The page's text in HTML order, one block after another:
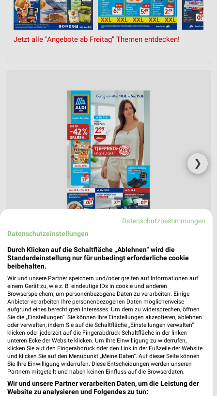
Jetzt alle "Angebote ab Freitag" Themen entdecken!
❯
ALDI SÜD Prospekt für Engelskirchen ab
Mo. den 10.08.
Gültig von 10. Aug. bis 15. Aug.
📅 Kalendereintrag erstellen
PROSPEKT BLÄTTERN
ANGEBOTE AB MONTAG FLEISCH & WURST AKTIONEN, RABATTE &
Datenschutzbestimmungen
Datenschutzeinstellungen
Durch Klicken auf die Schaltfläche „Ablehnen“ wird die
Standardeinstellung nur für unbedingt erforderliche cookie
beibehalten.
Wir und unsere Partner speichern und/oder greifen auf Informationen auf
einem Gerät zu, wie z. B. eindeutige IDs in cookie und anderen
Browserspeichern, um personenbezogene Daten zu verarbeiten. Einige
Anbieter verarbeiten Ihre personenbezogenen Daten möglicherweise
aufgrund eines berechtigten Interesses. Um dem zu widersprechen, öffnen
Sie die „Einstellungen“. Sie können Ihre Einstellungen akzeptieren, ablehnen
oder verwalten, indem Sie auf die Schaltfläche „Einstellungen verwalten“
klicken oder jederzeit auf die Fingerabdruck-Schaltfläche in der linken
unteren Ecke der Website klicken. Um Ihre Einwilligung zu widerrufen,
klicken Sie auf den Fingerabdruck oder den Link in der Fußzeile der Website
und klicken Sie auf den Menüpunkt „Meine Daten“. Auf dieser Seite können
Sie Ihre Einwilligung widerrufen. Diese Entscheidungen werden unseren
Partnern mitgeteilt und haben keinen Einfluss auf die Browserdaten.
Wir und unsere Partner verarbeiten Daten, um die Leistung der
Website zu analysieren und Folgendes zu tun: